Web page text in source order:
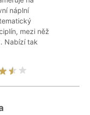
náplní
mezi něž
Nabízí tak